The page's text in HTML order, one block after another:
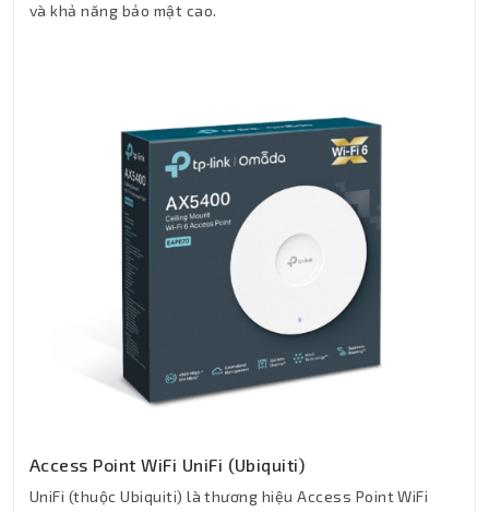
và khả năng bảo mật cao.
Access Point WiFi UniFi (Ubiquiti)
UniFi (thuộc Ubiquiti) là thương hiệu Access Point WiFi